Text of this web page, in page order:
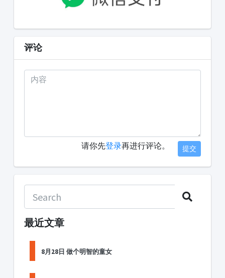
评论
请你先登录再进行评论。 提交
最近文章
8月28日 做个明智的童女